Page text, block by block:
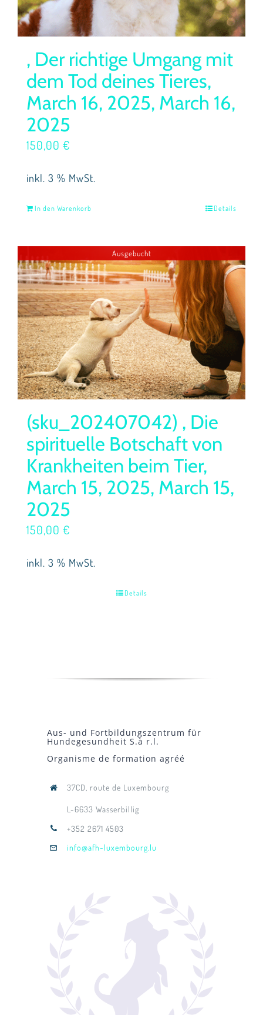
, Der richtige Umgang mit
dem Tod deines Tieres,
March 16, 2025, March 16,
2025
150,00 €
inkl. 3 % MwSt.
In den Warenkorb Details
Ausgebucht
(sku_202407042) , Die
spirituelle Botschaft von
Krankheiten beim Tier,
March 15, 2025, March 15,
2025
150,00 €
inkl. 3 % MwSt.
Details
Aus- und Fortbildungszentrum für
Hundegesundheit S.à r.l.
Organisme de formation agréé
37CD, route de Luxembourg
L-6633 Wasserbillig
+352 2671 4503
info@afh-luxembourg.lu